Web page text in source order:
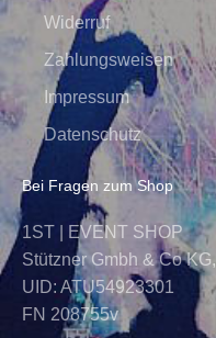
Widerruf
Zahlungsweisen
Impressum
Datenschutz
Bei Fragen zum Shop
1ST | EVENT SHOP
Stützner Gmbh & Co KG,
UID: ATU54923301
FN 208755v